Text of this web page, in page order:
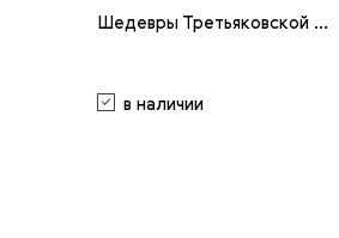
Шедевры Третьяковской ...
в наличии